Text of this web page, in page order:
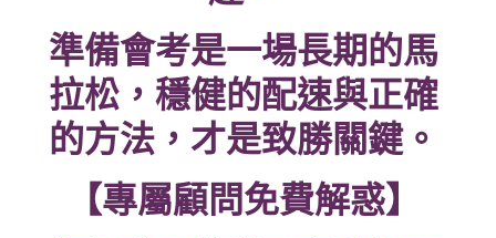
準備會考是一場長期的馬
拉松，穩健的配速與正確
的方法，才是致勝關鍵。
【專屬顧問免費解惑】